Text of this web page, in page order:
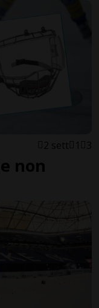
2 sett 1 3
non